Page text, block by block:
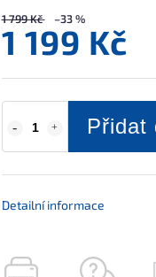
1 799 Kč –33 %
1 199 Kč
Přidat
Detailní informace